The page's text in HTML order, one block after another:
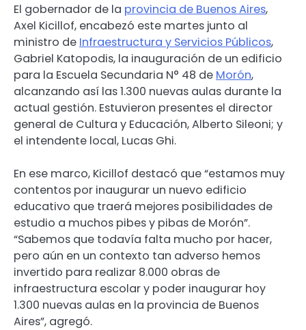
El gobernador de la provincia de Buenos Aires,
Axel Kicillof, encabezó este martes junto al
ministro de Infraestructura y Servicios Públicos,
Gabriel Katopodis, la inauguración de un edificio
para la Escuela Secundaria N° 48 de Morón,
alcanzando así las 1.300 nuevas aulas durante la
actual gestión. Estuvieron presentes el director
general de Cultura y Educación, Alberto Sileoni; y
el intendente local, Lucas Ghi.
En ese marco, Kicillof destacó que “estamos muy
contentos por inaugurar un nuevo edificio
educativo que traerá mejores posibilidades de
estudio a muchos pibes y pibas de Morón”.
“Sabemos que todavía falta mucho por hacer,
pero aún en un contexto tan adverso hemos
invertido para realizar 8.000 obras de
infraestructura escolar y poder inaugurar hoy
1.300 nuevas aulas en la provincia de Buenos
Aires”, agregó.